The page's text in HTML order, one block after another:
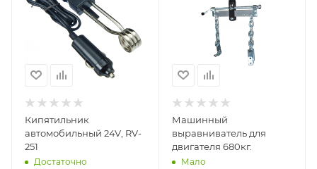
Кипятильник
автомобильный 24V, RV-
251
Достаточно
Машинный
выравниватель для
двигателя 680кг.
Мало